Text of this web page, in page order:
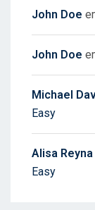
John Doe
John Doe
Michael
Easy
Alisa Reyna
Easy